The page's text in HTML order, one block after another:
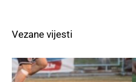
Vezane vijesti